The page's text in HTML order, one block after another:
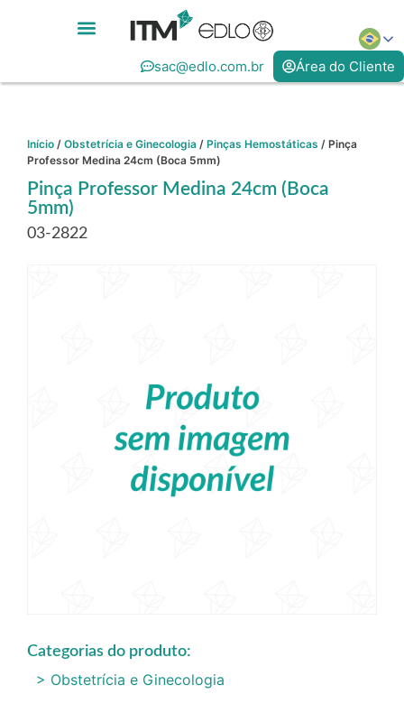
sac@edlo.com.br Área do Cliente
Início / Obstetrícia e Ginecologia / Pinças Hemostáticas / Pinça
Professor Medina 24cm (Boca 5mm)
Pinça Professor Medina 24cm (Boca
5mm)
03-2822
Categorias do produto:
> Obstetrícia e Ginecologia